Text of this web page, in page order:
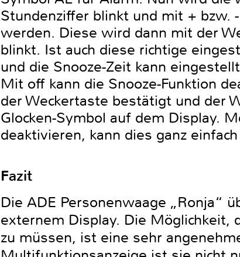
Stundenziffer blinkt und mit + bzw.
werden. Diese wird dann mit der
blinkt. Ist auch diese richtige
und die Snooze-Zeit kann
Mit off kann die Snooze-Funktion
der Weckertaste bestätigt und der
Glocken-Symbol auf dem Display.
deaktivieren, kann dies ganz
Fazit
Die ADE Personenwaage „Ronja“
externem Display. Die Möglichkeit,
zu müssen, ist eine sehr